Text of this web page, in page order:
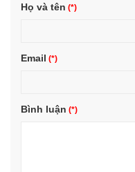
Họ và tên
Email
Bình luận